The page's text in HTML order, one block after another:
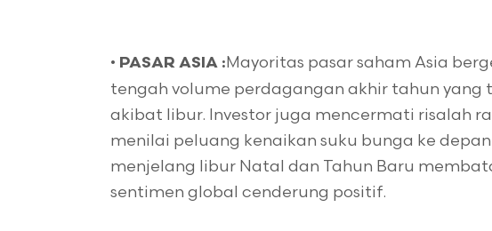
• PASAR ASIA : Mayoritas pasar saham Asia
tengah volume perdagangan akhir tahun yang
akibat libur. Investor juga mencermati risalah
menilai peluang kenaikan suku bunga ke
menjelang libur Natal dan Tahun Baru
sentimen global cenderung positif.